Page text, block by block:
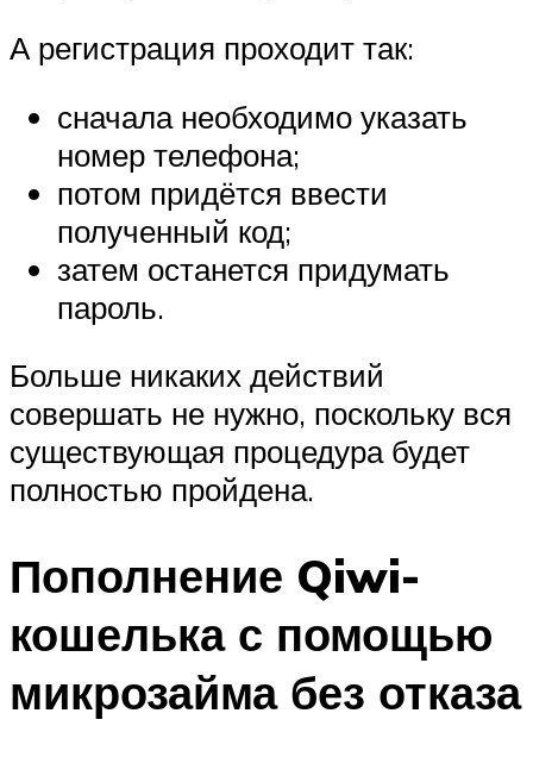
А регистрация проходит так:
сначала необходимо указать
номер телефона;
потом придётся ввести
полученный код;
затем останется придумать
пароль.
Больше никаких действий
совершать не нужно, поскольку вся
существующая процедура будет
полностью пройдена.
Пополнение Qiwi-
кошелька с помощью
микрозайма без отказа